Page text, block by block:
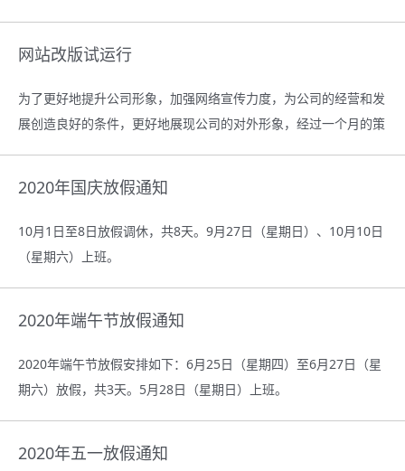
网站改版试运行
为了更好地提升公司形象，加强网络宣传力度，为公司的经营和发
展创造良好的条件，更好地展现公司的对外形象，经过一个月的策
2020年国庆放假通知
10月1日至8日放假调休，共8天。9月27日（星期日）、10月10日
（星期六）上班。
2020年端午节放假通知
2020年端午节放假安排如下：6月25日（星期四）至6月27日（星
期六）放假，共3天。5月28日（星期日）上班。
2020年五一放假通知